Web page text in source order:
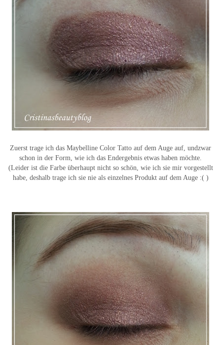
Zuerst trage ich das Maybelline Color Tatto auf dem Auge auf, undzwar
schon in der Form, wie ich das Endergebnis etwas haben möchte.
(Leider ist die Farbe überhaupt nicht so schön, wie ich sie mir vorgestellt
habe, deshalb trage ich sie nie als einzelnes Produkt auf dem Auge :( )